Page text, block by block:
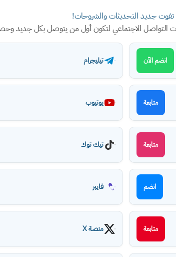
تفوت جديد التحديثات والشروحات!
التواصل الاجتماعي لتكون أول من يتوصل بكل جديد
انضم الآن تيليجرام
متابعة يوتيوب
متابعة تيك توك
انضم فايبر
متابعة منصة X